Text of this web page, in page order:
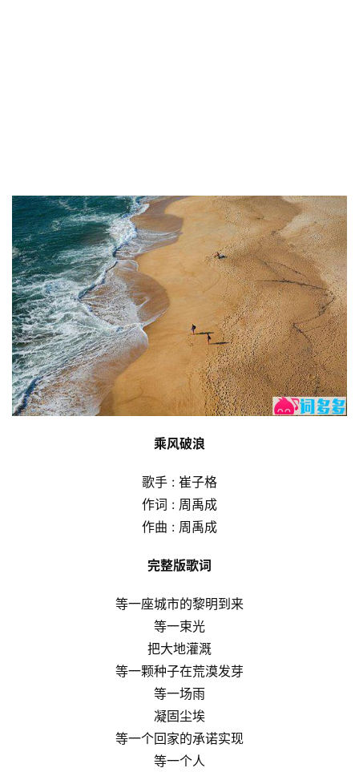
乘风破浪
歌手 : 崔子格
作词 : 周禹成
作曲 : 周禹成
完整版歌词
等一座城市的黎明到来
等一束光
把大地灌溉
等一颗种子在荒漠发芽
等一场雨
凝固尘埃
等一个回家的承诺实现
等一个人